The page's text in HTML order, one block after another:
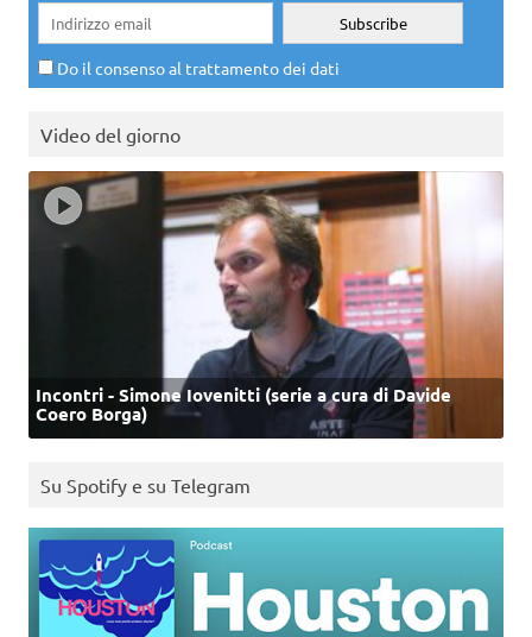
Do il consenso al trattamento dei dati
Video del giorno
Incontri - Simone Iovenitti (serie a cura di Davide
Coero Borga)
Su Spotify e su Telegram